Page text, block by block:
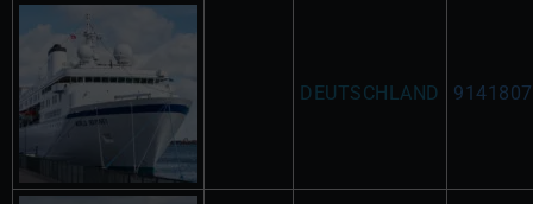
DEUTSCHLAND 9141807